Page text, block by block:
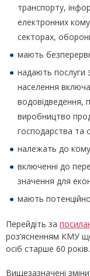
транспорту,
електронних
секторах,
мають
надають послуги
населення
водовідведення,
виробництво
господарства та
належать до
включенні до
значення для
мають
Перейдіть за
роз’ясненням КМУ
осіб старше 60 років.
Вищезазначені